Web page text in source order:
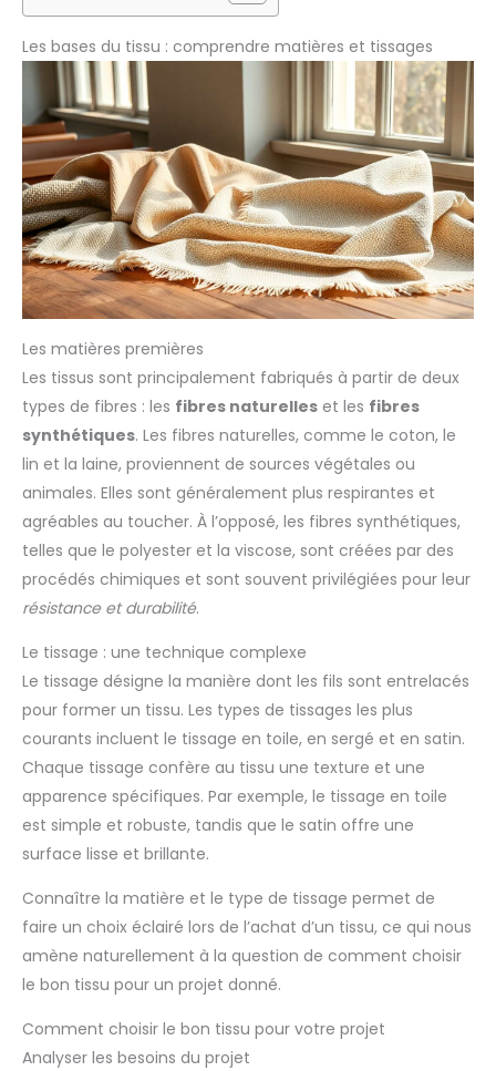
Les bases du tissu : comprendre matières et tissages
Les matières premières
Les tissus sont principalement fabriqués à partir de deux
types de fibres : les fibres naturelles et les fibres
synthétiques. Les fibres naturelles, comme le coton, le
lin et la laine, proviennent de sources végétales ou
animales. Elles sont généralement plus respirantes et
agréables au toucher. À l’opposé, les fibres synthétiques,
telles que le polyester et la viscose, sont créées par des
procédés chimiques et sont souvent privilégiées pour leur
résistance et durabilité.
Le tissage : une technique complexe
Le tissage désigne la manière dont les fils sont entrelacés
pour former un tissu. Les types de tissages les plus
courants incluent le tissage en toile, en sergé et en satin.
Chaque tissage confère au tissu une texture et une
apparence spécifiques. Par exemple, le tissage en toile
est simple et robuste, tandis que le satin offre une
surface lisse et brillante.
Connaître la matière et le type de tissage permet de
faire un choix éclairé lors de l’achat d’un tissu, ce qui nous
amène naturellement à la question de comment choisir
le bon tissu pour un projet donné.
Comment choisir le bon tissu pour votre projet
Analyser les besoins du projet